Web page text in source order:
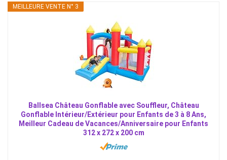
MEILLEURE VENTE N° 3
Ballsea Château Gonflable avec Souffleur, Château
Gonflable Intérieur/Extérieur pour Enfants de 3 à 8 Ans,
Meilleur Cadeau de Vacances/Anniversaire pour Enfants
312 x 272 x 200 cm